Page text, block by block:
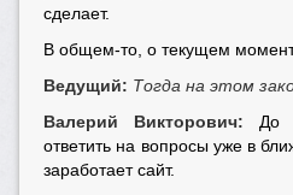
сделает.
В общем-то, о текущем
Ведущий: Тогда на этом
Валерий Викторович: До
ответить на вопросы уже в
заработает сайт.